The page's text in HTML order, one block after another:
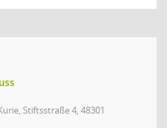
Stiftsstraße 4, 48301